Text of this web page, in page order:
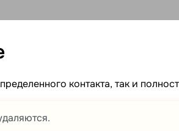
контакта, так и